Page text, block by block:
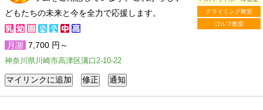
クライミング教室
ゴルフ教室
どもたちの未来と今を全力で応援します。
月謝 7,700 円～
神奈川県川崎市高津区溝口2-10-22